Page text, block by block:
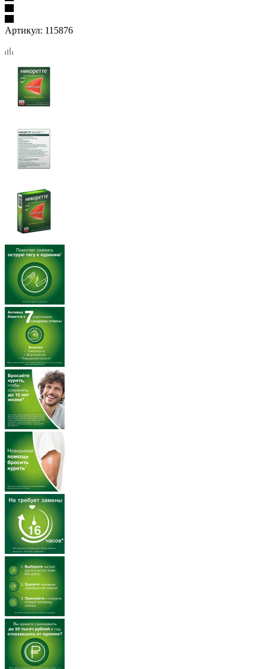
Артикул: 115876